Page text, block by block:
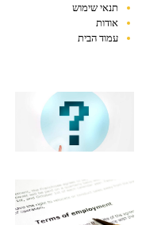
תנאי שימוש
אודות
עמוד הבית